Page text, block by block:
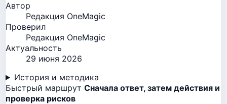
Автор
Редакция OneMagic
Проверил
Редакция OneMagic
Актуальность
29 июня 2026
История и методика
Быстрый маршрут Сначала ответ, затем действия и
проверка рисков